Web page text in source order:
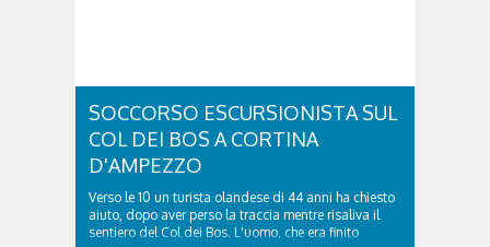
SOCCORSO ESCURSIONISTA SUL
COL DEI BOS A CORTINA
D'AMPEZZO
Verso le 10 un turista olandese di 44 anni ha chiesto
aiuto, dopo aver perso la traccia mentre risaliva il
sentiero del Col dei Bos. L'uomo, che era finito